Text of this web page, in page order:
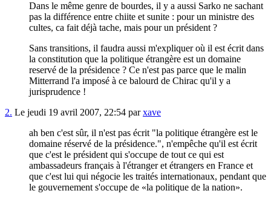
Dans le même genre de bourdes, il y a aussi Sarko ne sachant
pas la différence entre chiite et sunite : pour un ministre des
cultes, ca fait déjà tache, mais pour un président ?
Sans transitions, il faudra aussi m'expliquer où il est écrit dans
la constitution que la politique étrangère est un domaine
reservé de la présidence ? Ce n'est pas parce que le malin
Mitterrand l'a imposé à ce balourd de Chirac qu'il y a
jurisprudence !
2. Le jeudi 19 avril 2007, 22:54 parxave
ah ben c'est sûr, il n'est pas écrit "la politique étrangère est le
domaine réservé de la présidence.", n'empêche qu'il est écrit
que c'est le président qui s'occupe de tout ce qui est
ambassadeurs français à l'étranger et étrangers en France et
que c'est lui qui négocie les traités internationaux, pendant que
le gouvernement s'occupe de
la politique de la nation .